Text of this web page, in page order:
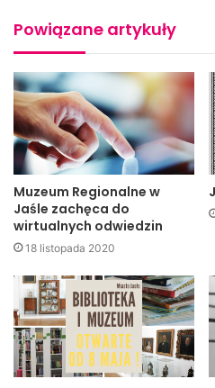
rozpoczęła się o godzinie
wystawy pt. „Spotkanie z
prezentuje rzemiosło
ludowe oraz biżuterię ludów
Wystawa pt. „Spotkanie z
Powiązane artykuły
Muzeum Regionalne w
Jaśle zachęca do
wirtualnych odwiedzin
18 listopada 2020